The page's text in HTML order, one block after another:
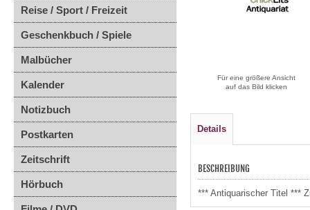
Reise / Sport / Freizeit
Geschenkbuch / Spiele
Malbücher
Kalender
Notizbuch
Postkarten
Zeitschrift
Hörbuch
Für eine größere Ansicht
auf das Bild klicken
Details
BESCHREIBUNG
*** Antiquarischer Titel ***